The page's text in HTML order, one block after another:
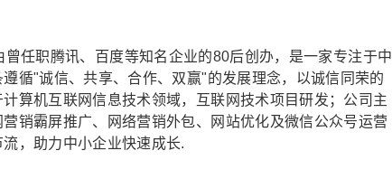
职腾讯、百度等知名企业的80后创办，是一家专注于中
循"诚信、共享、合作、双赢"的发展理念，以诚信同荣的
算机互联网信息技术领域，互联网技术项目研发；公司主
销霸屏推广、网络营销外包、网站优化及微信公众号运营
，助力中小企业快速成长.